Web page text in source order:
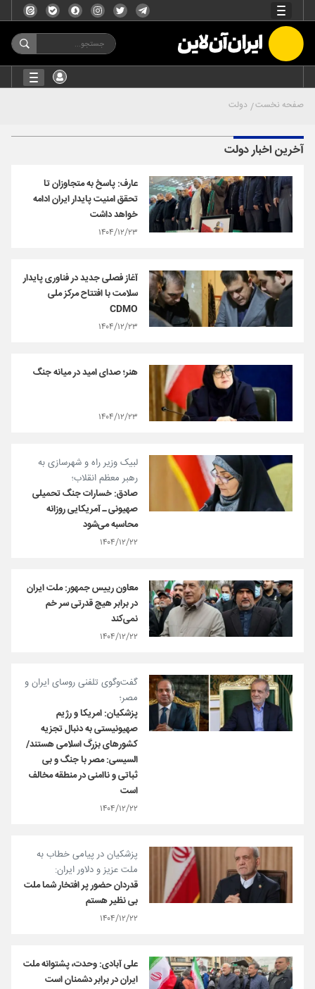
صفحه نخست دولت
آخرین اخبار دولت
عارف: پاسخ به متجاوزان تا
تحقق امنیت پایدار ایران ادامه
خواهد داشت
۱۴۰۴/۱۲/۲۳
آغاز فصلی جدید در فناوری پایدار
سلامت با افتتاح مرکز ملی
CDMO
۱۴۰۴/۱۲/۲۳
هنر؛ صدای امید در میانه جنگ
۱۴۰۴/۱۲/۲۳
لبیک وزیر راه و شهرسازی به
رهبر معظم انقلاب؛
صادق: خسارات جنگ تحمیلی
صهیونی ـ آمریکایی روزانه
محاسبه می‌شود
۱۴۰۴/۱۲/۲۲
معاون رییس جمهور: ملت ایران
در برابر هیچ قدرتی سر خم
نمی‌کند
۱۴۰۴/۱۲/۲۲
گفت‌وگوی تلفنی روسای ایران و
مصر؛
پزشکیان: امریکا و رژیم
صهیونیستی به دنبال تجزیه
کشورهای بزرگ اسلامی هستند/
السیسی: مصر با جنگ و بی
ثباتی و ناامنی در منطقه مخالف
است
۱۴۰۴/۱۲/۲۲
پزشکیان در پیامی خطاب به
ملت عزیز و دلاور ایران:
قدردان حضور پر افتخار شما ملت
بی نظیر هستم
۱۴۰۴/۱۲/۲۲
علی آبادی: وحدت، پشتوانه ملت
ایران در برابر دشمنان است